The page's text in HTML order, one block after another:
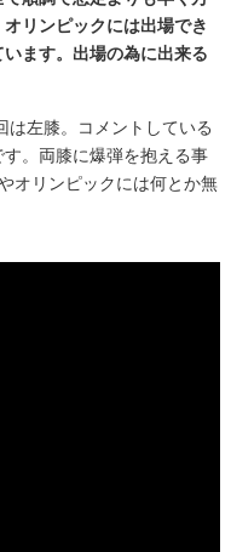
リンピックには出場でき
ます。出場の為に出来る
は左膝。コメントしている
。両膝に爆弾を抱える事
オリンピックには何とか無